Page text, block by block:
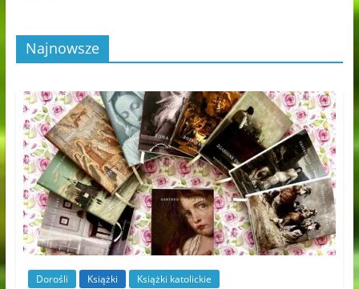
Najnowsze
Dorośli Książki Książki katolickie